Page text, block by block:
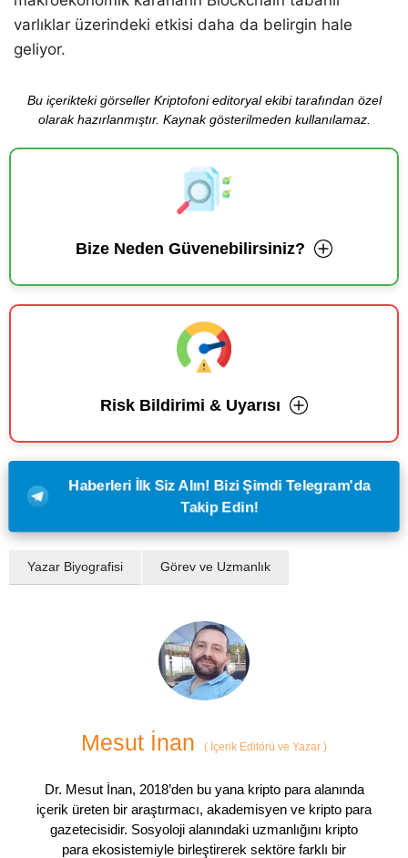
varlıklar üzerindeki etkisi daha da belirgin hale
geliyor.
Bu içerikteki görseller Kriptofoni editoryal ekibi tarafından özel
olarak hazırlanmıştır. Kaynak gösterilmeden kullanılamaz.
Bize Neden Güvenebilirsiniz?
Risk Bildirimi & Uyarısı
Haberleri İlk Siz Alın! Bizi Şimdi Telegram'da
Takip Edin!
Yazar Biyografisi Görev ve Uzmanlık
Mesut İnan ( İçerik Editörü ve Yazar )
Dr. Mesut İnan, 2018’den bu yana kripto para alanında
içerik üreten bir araştırmacı, akademisyen ve kripto para
gazetecisidir. Sosyoloji alanındaki uzmanlığını kripto
para ekosistemiyle birleştirerek sektöre farklı bir